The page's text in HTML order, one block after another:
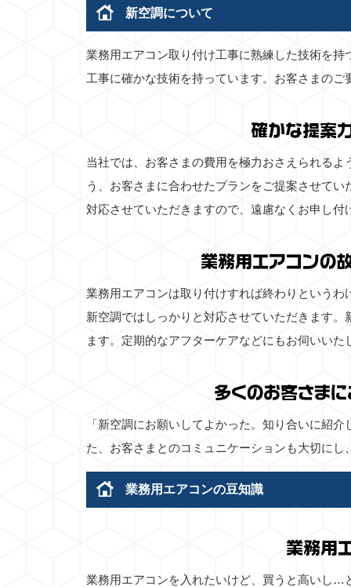
新空調について
業務用エアコン取り付け工事に熟練した技術を
工事に確かな技術を持っています。お客さまの
確かな提案
当社では、お客さまの費用を極力おさえられる
う、お客さまに合わせたプランをご提案させて
対応させていただきますので、遠慮なくお申し付
業務用エアコンの
業務用エアコンは取り付けすれば終わりという
新空調ではしっかりと対応させていただきます
ます。定期的なアフターケアなどにもお伺いい
多くのお客さま
「新空調にお願いしてよかった。知り合いに紹
た、お客さまとのコミュニケーションも大切に
業務用エアコンの豆知識
業務用
業務用エアコンを入れたいけど、買うと高いし…